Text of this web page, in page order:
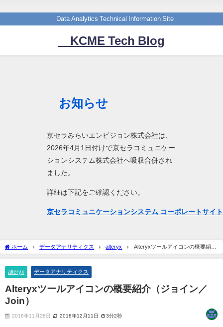
Data Analytics Technical Information Site
KCME Tech Blog
お知らせ
京セラみらいエンビジョン株式会社は、
2026年4月1日付けで京セラコミュニケー
ションシステム株式会社へ吸収合併され
ました。
詳細は下記をご確認ください。
京セラコミュニケーションシステム コーポレートサイ
ホーム データアナリティクス alteryx
Alteryxツールアイコンの概要紹介
（ジョイン／Join）
alteryx データアナリティクス
Alteryxツールアイコンの概要紹介（ジョイン／
Join）
2018年11月28日 2018年12月11日 3分2秒